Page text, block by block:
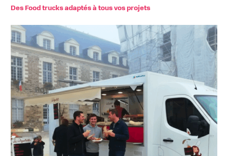
Des Food trucks adaptés à tous vos projets